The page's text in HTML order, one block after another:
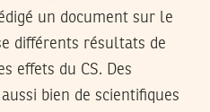
un document sur le
différents résultats de
effets du CS. Des
bien de scientifiques